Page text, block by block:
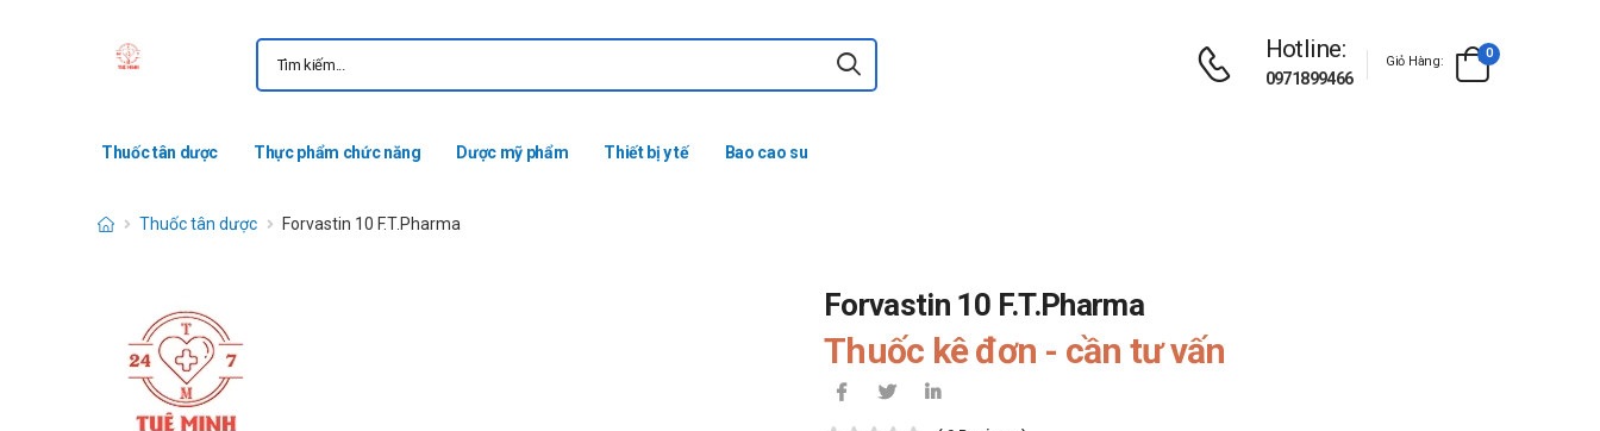
Hotline:
0971899466
Giỏ Hàng:
0
Thuốc tân dược Thực phẩm chức năng Dược mỹ phẩm Thiết bị y tế Bao cao su
Thuốc tân dược Forvastin 10 F.T.Pharma
Forvastin 10 F.T.Pharma
Thuốc kê đơn - cần tư vấn